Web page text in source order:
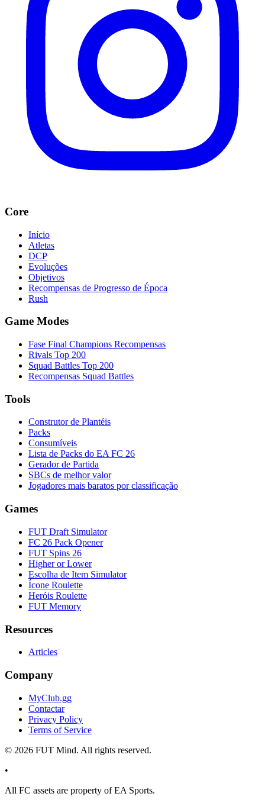
Core
Início
Atletas
DCP
Evoluções
Objetivos
Recompensas de Progresso de Época
Rush
Game Modes
Fase Final Champions Recompensas
Rivals Top 200
Squad Battles Top 200
Recompensas Squad Battles
Tools
Construtor de Plantéis
Packs
Consumíveis
Lista de Packs do EA FC 26
Gerador de Partida
SBCs de melhor valor
Jogadores mais baratos por classificação
Games
FUT Draft Simulator
FC 26 Pack Opener
FUT Spins 26
Higher or Lower
Escolha de Item Simulator
Ícone Roulette
Heróis Roulette
FUT Memory
Resources
Articles
Company
MyClub.gg
Contactar
Privacy Policy
Terms of Service
© 2026 FUT Mind. All rights reserved.
•
All FC assets are property of EA Sports.